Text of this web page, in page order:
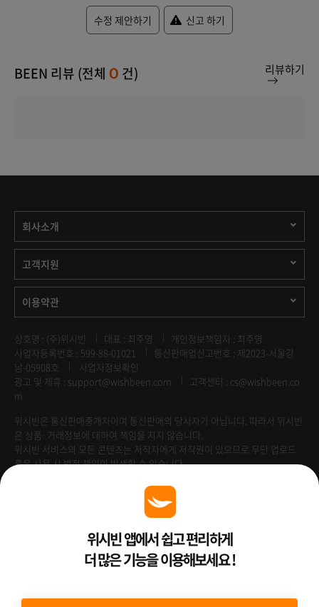
수정 제안하기 신고 하기
BEEN 리뷰 (전체 0 건) 리뷰하기
회사소개
고객지원
이용약관
상호명 : (주)위시빈 대표 : 최주영
개인정보책임자 : 최주영
사업자등록번호 : 599-88-01021
통신판매업신고번호 : 제2023-서울강
남-05908호
사업자정보확인
광고 및 제휴 : support@wishbeen.com
고객센터 : cs@wishbeen.co
m
위시빈은 통신판매중개자이며 통신판매의 당사자가 아닙니다. 따라서 위시빈
은 상품·거래정보에 대하여 책임을 지지 않습니다.
위시빈 서비스의 모든 콘텐츠는 저작자에게 저작권이 있으므로 무단 업로드
혹은 사용 시 법적 책임이 발생할 수 있습니다.
Venture Enterprise위시빈 앱에서 쉽고 편리하게
더 많은 기능을 이용해보세요 !